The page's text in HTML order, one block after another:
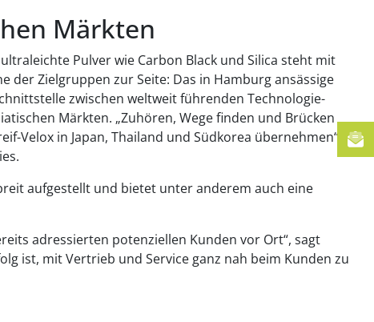
Märkten
Pulver wie Carbon Black und Silica steht mit
der Zielgruppen zur Seite: Das in Hamburg ansässige
zwischen weltweit führenden Technologie-
Märkten. „Zuhören, Wege finden und Brücken
Velox in Japan, Thailand und Südkorea übernehmen“,
aufgestellt und bietet unter anderem auch eine
adressierten potenziellen Kunden vor Ort“, sagt
ist, mit Vertrieb und Service ganz nah beim Kunden zu